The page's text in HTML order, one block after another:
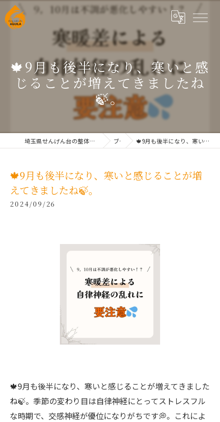
🍁9月も後半になり、寒いと感
じることが増えてきましたね
🍃。
埼玉県せんげん台の整体なら根本改善整体院AQUILAせんげん台 ブログ 🍁9月も後半になり、寒いと感じることが増えてきましたね🍃。
🍁9月も後半になり、寒いと感じることが増
えてきましたね🍃。
2024/09/26
🍁9月も後半になり、寒いと感じることが増えてきました
ね🍃。季節の変わり目は自律神経にとってストレスフル
な時期で、交感神経が優位になりがちです💭。これによ